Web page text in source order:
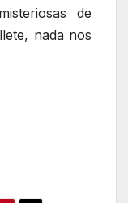
de
nada nos